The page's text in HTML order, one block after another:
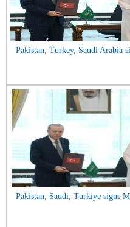
Pakistan, Turkey, Saudi Arabia
Pakistan, Saudi, Turkiye signs